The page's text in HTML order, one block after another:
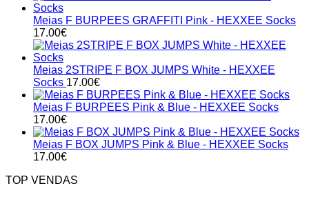
Meias F BURPEES GRAFFITI Pink - HEXXEE Socks
17.00€
Meias 2STRIPE F BOX JUMPS White - HEXXEE
Socks 17.00€
Meias F BURPEES Pink & Blue - HEXXEE Socks
17.00€
Meias F BOX JUMPS Pink & Blue - HEXXEE Socks
17.00€
TOP VENDAS